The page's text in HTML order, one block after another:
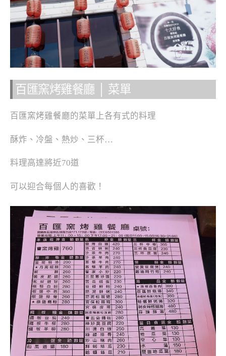
百匯窯烤雞餐廳 │ 菜單
百匯窯烤雞餐廳的菜單上各有式的料理
酥炸、冷盤、熱炒、三杯…
料理高達將近70道
可以迎合每個人的喜歡！